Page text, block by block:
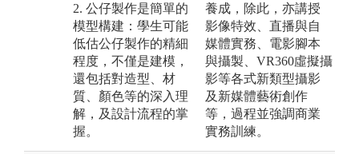
2. 公仔製作是簡單的
模型構建：學生可能
低估公仔製作的精細
程度，不僅是建模，
還包括對造型、材
質、顏色等的深入理
解，及設計流程的掌
握。
養成，除此，亦講授
影像特效、直播與自
媒體實務、電影腳本
與攝製、VR360虛擬攝
影等各式新類型攝影
及新媒體藝術創作
等，過程並強調商業
實務訓練。